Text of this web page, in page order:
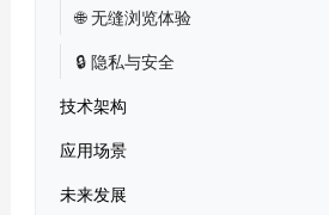
🌐 无缝浏览体验
🔒 隐私与安全
技术架构
应用场景
未来发展